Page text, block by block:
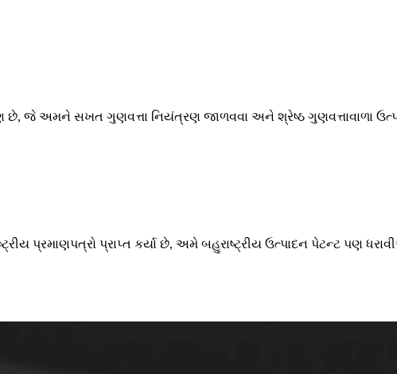
જે અમને સખત ગુણવત્તા નિયંત્રણ જાળવવા અને શ્રેષ્ઠ ગુણવત્તાવાળા
પ્રમાણપત્રો પ્રાપ્ત કર્યા છે, અમે બહુરાષ્ટ્રીય ઉત્પાદન પેટન્ટ પણ